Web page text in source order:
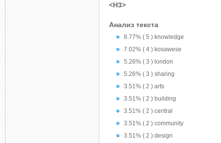
<H3>
Анализ текста
8.77% ( 5 ) knowledge
7.02% ( 4 ) kosawese
5.26% ( 3 ) london
5.26% ( 3 ) sharing
3.51% ( 2 ) arts
3.51% ( 2 ) building
3.51% ( 2 ) central
3.51% ( 2 ) community
3.51% ( 2 ) design